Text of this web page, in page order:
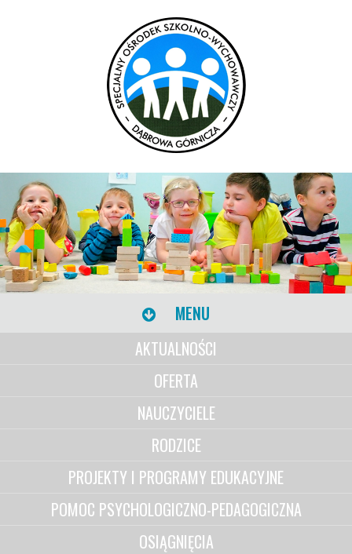
MENU
AKTUALNOŚCI
OFERTA
NAUCZYCIELE
RODZICE
PROJEKTY I PROGRAMY EDUKACYJNE
POMOC PSYCHOLOGICZNO-PEDAGOGICZNA
OSIĄGNIĘCIA